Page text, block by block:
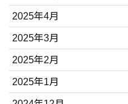
2025年4月
2025年3月
2025年2月
2025年1月